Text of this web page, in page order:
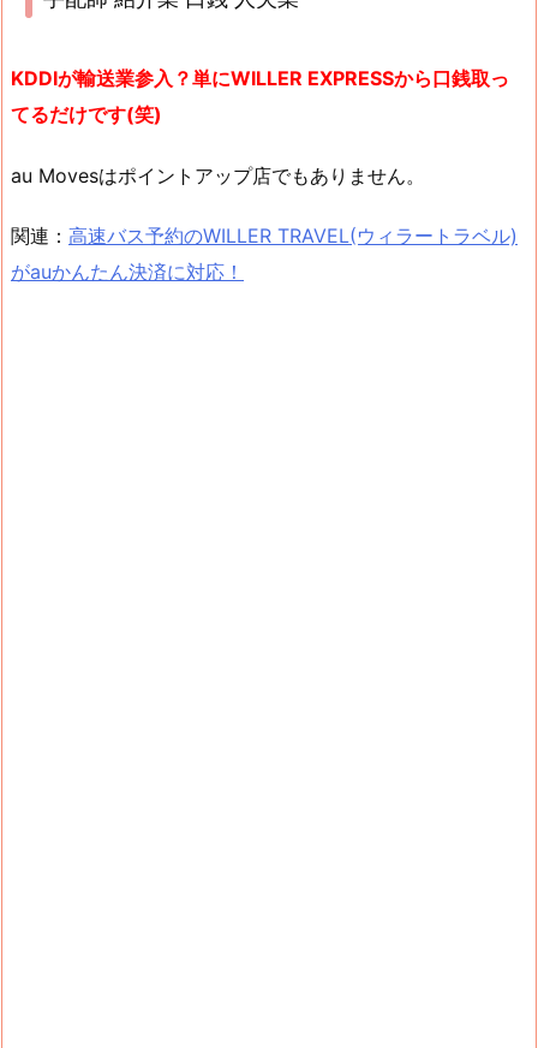
KDDIが輸送業参入？単にWILLER EXPRESSから口銭取っ
てるだけです(笑)
au Movesはポイントアップ店でもありません。
関連： 高速バス予約のWILLER TRAVEL(ウィラートラベル)
がauかんたん決済に対応！